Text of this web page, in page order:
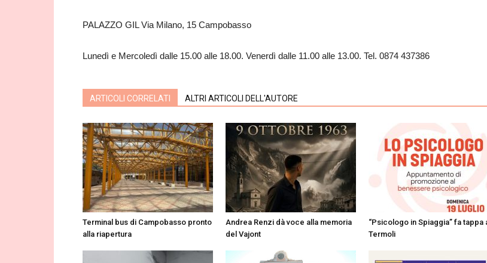
PALAZZO GIL Via Milano, 15 Campobasso
Lunedì e Mercoledì dalle 15.00 alle 18.00. Venerdì dalle 11.00 alle 13.00. Tel. 0874 437386
ARTICOLI CORRELATI ALTRI ARTICOLI DELL'AUTORE
Terminal bus di Campobasso pronto
alla riapertura
Andrea Renzi dà voce alla memoria
del Vajont
“Psicologo in Spiaggia” fa tappa
Termoli